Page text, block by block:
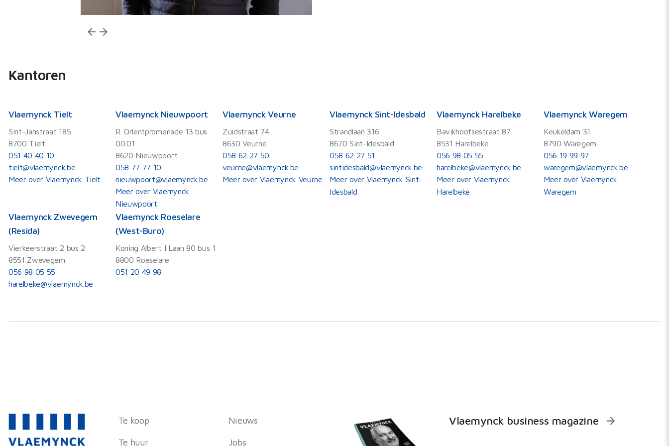
arrow_back arrow_forward
Kantoren
Vlaemynck Tielt
Sint-Janstraat 185
8700 Tielt
051 40 40 10
tielt@vlaemynck.be
Meer over Vlaemynck Tielt
Vlaemynck Nieuwpoort
R. Orlentpromenade 13 bus
00.01
8620 Nieuwpoort
058 77 77 10
nieuwpoort@vlaemynck.be
Meer over Vlaemynck
Nieuwpoort
Vlaemynck Veurne
Zuidstraat 74
8630 Veurne
058 62 27 50
veurne@vlaemynck.be
Meer over Vlaemynck Veurne
Vlaemynck Sint-Idesbald
Strandlaan 316
8670 Sint-Idesbald
058 62 27 51
sintidesbald@vlaemynck.be
Meer over Vlaemynck Sint-
Idesbald
Vlaemynck Harelbeke
Bavikhoofsestraat 87
8531 Harelbeke
056 98 05 55
harelbeke@vlaemynck.be
Meer over Vlaemynck
Harelbeke
Vlaemynck Waregem
Keukeldam 31
8790 Waregem
056 19 99 97
waregem@vlaemynck.be
Meer over Vlaemynck
Waregem
Vlaemynck Zwevegem
(Resida)
Vierkeerstraat 2 bus 2
8551 Zwevegem
056 98 05 55
harelbeke@vlaemynck.be
Vlaemynck Roeselare
(West-Buro)
Koning Albert I Laan 80 bus 1
8800 Roeselare
051 20 49 98
Te koop
Te huur
Nieuws
Jobs
Vlaemynck business magazine